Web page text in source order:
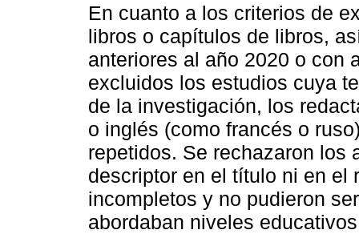
En cuanto a los criterios de
libros o capítulos de libros,
anteriores al año 2020 o con
excluidos los estudios cuya
de la investigación, los
o inglés (como francés o
repetidos. Se rechazaron los
descriptor en el título ni en el
incompletos y no pudieron
abordaban niveles